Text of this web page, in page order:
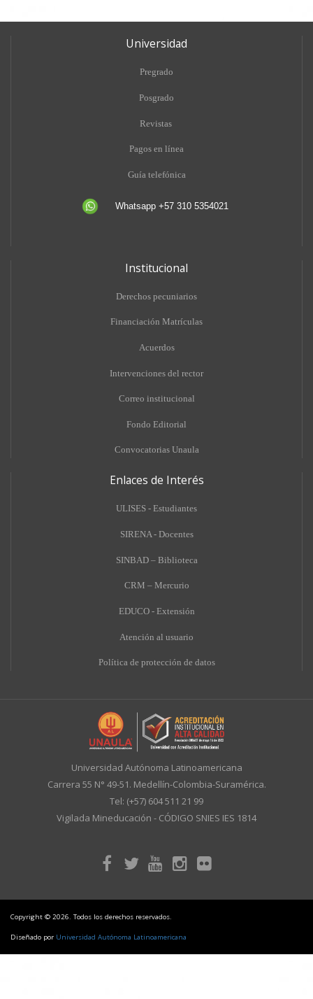
Universidad
Pregrado
Posgrado
Revistas
Pagos en línea
Guía telefónica
Whatsapp +57 310 5354021
Institucional
Derechos pecuniarios
Financiación Matrículas
Acuerdos
Intervenciones del rector
Correo institucional
Fondo Editorial
Convocatorias Unaula
Enlaces de Interés
ULISES - Estudiantes
SIRENA - Docentes
SINBAD – Biblioteca
CRM – Mercurio
EDUCO - Extensión
Atención al usuario
Política de protección de datos
Universidad Autónoma Latinoamericana
Carrera 55 N° 49-51. Medellín-Colombia-Suramérica.
Tel: (+57) 604 511 21 99
Vigilada Mineducación - CÓDIGO SNIES IES 1814
Copyright © 2026. Todos los derechos reservados.
Diseñado por Universidad Autónoma Latinoamericana